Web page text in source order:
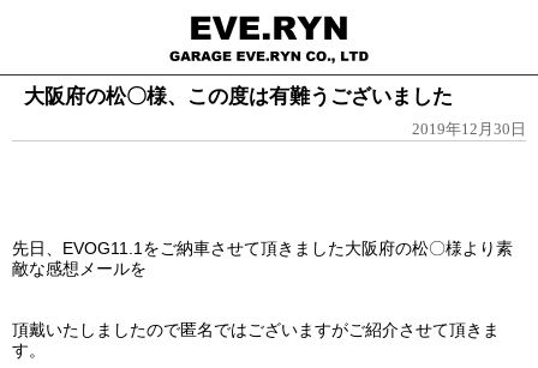
大阪府の松〇様、この度は有難うございました
2019年12月30日
先日、EVOG11.1をご納車させて頂きました大阪府の松〇様より素
敵な感想メールを
頂戴いたしましたので匿名ではございますがご紹介させて頂きま
す。